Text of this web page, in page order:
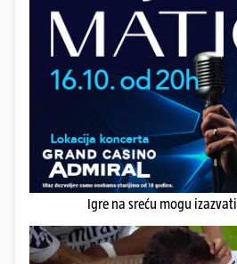
Igre na sreću mogu